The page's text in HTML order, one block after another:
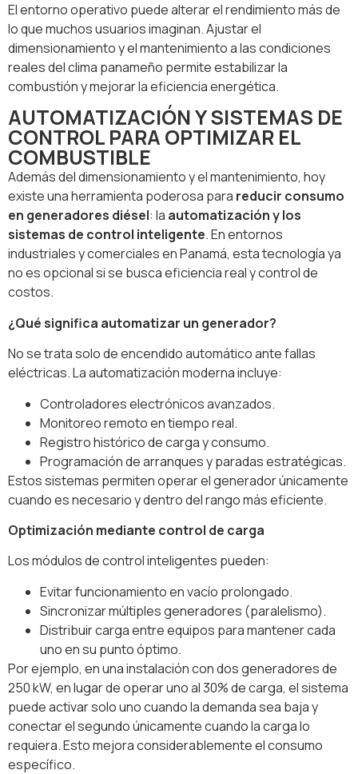
El entorno operativo puede alterar el rendimiento más de
lo que muchos usuarios imaginan. Ajustar el
dimensionamiento y el mantenimiento a las condiciones
reales del clima panameño permite estabilizar la
combustión y mejorar la eficiencia energética.
AUTOMATIZACIÓN Y SISTEMAS DE
CONTROL PARA OPTIMIZAR EL
COMBUSTIBLE
Además del dimensionamiento y el mantenimiento, hoy
existe una herramienta poderosa para reducir consumo
en generadores diésel: la automatización y los
sistemas de control inteligente. En entornos
industriales y comerciales en Panamá, esta tecnología ya
no es opcional si se busca eficiencia real y control de
costos.
¿Qué significa automatizar un generador?
No se trata solo de encendido automático ante fallas
eléctricas. La automatización moderna incluye:
Controladores electrónicos avanzados.
Monitoreo remoto en tiempo real.
Registro histórico de carga y consumo.
Programación de arranques y paradas estratégicas.
Estos sistemas permiten operar el generador únicamente
cuando es necesario y dentro del rango más eficiente.
Optimización mediante control de carga
Los módulos de control inteligentes pueden:
Evitar funcionamiento en vacío prolongado.
Sincronizar múltiples generadores (paralelismo).
Distribuir carga entre equipos para mantener cada
uno en su punto óptimo.
Por ejemplo, en una instalación con dos generadores de
250 kW, en lugar de operar uno al 30% de carga, el sistema
puede activar solo uno cuando la demanda sea baja y
conectar el segundo únicamente cuando la carga lo
requiera. Esto mejora considerablemente el consumo
específico.